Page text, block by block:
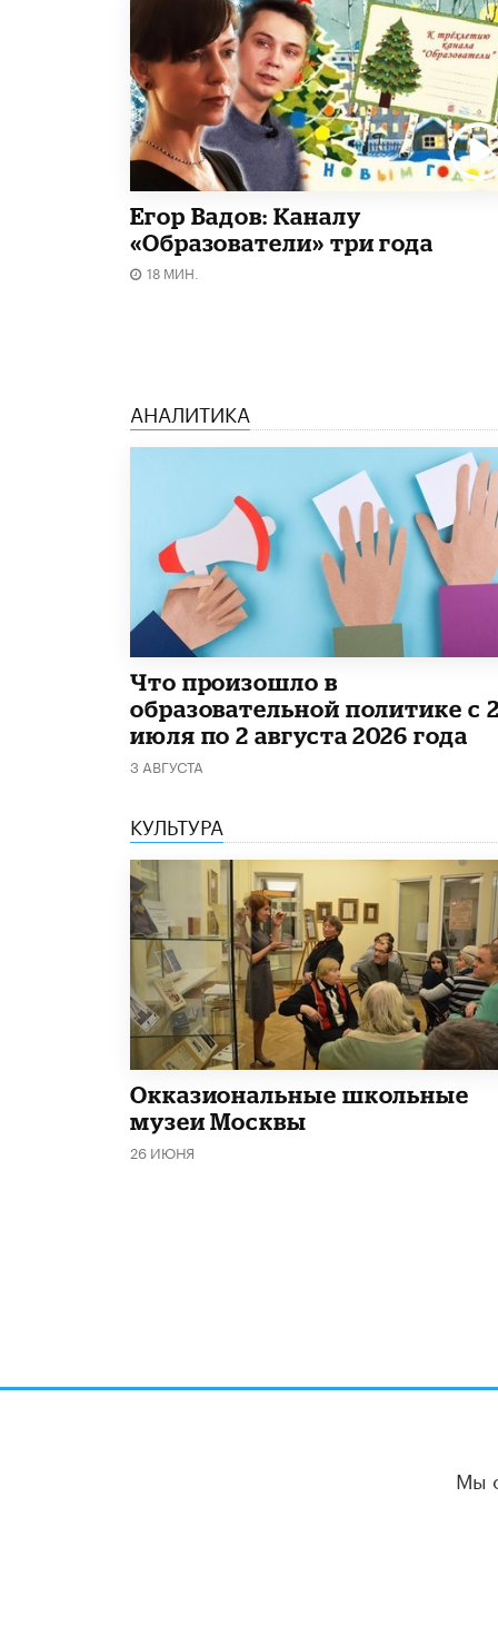
Егор Вадов: Каналу
«Образователи» три года
18 МИН.
АНАЛИТИКА
​Что произошло в
образовательной политике с
июля по 2 августа 2026 года
3 АВГУСТА
КУЛЬТУРА
​Окказиональные школьные
музеи Москвы
26 ИЮНЯ
Мы